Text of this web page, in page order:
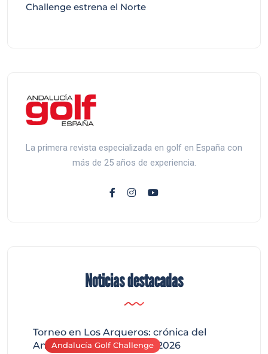
Challenge estrena el Norte
La primera revista especializada en golf en España con
más de 25 años de experiencia.
Noticias destacadas
Andalucía Golf Challenge
Torneo en Los Arqueros: crónica del
Andalucía Golf Challenge 2026